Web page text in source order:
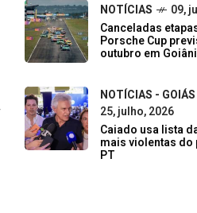
NOTÍCIAS
09,
Canceladas
Porsche Cup
outubro em
NOTÍCIAS - GOIÁS
25, julho, 2026
Caiado usa lista
mais violentas do
PT